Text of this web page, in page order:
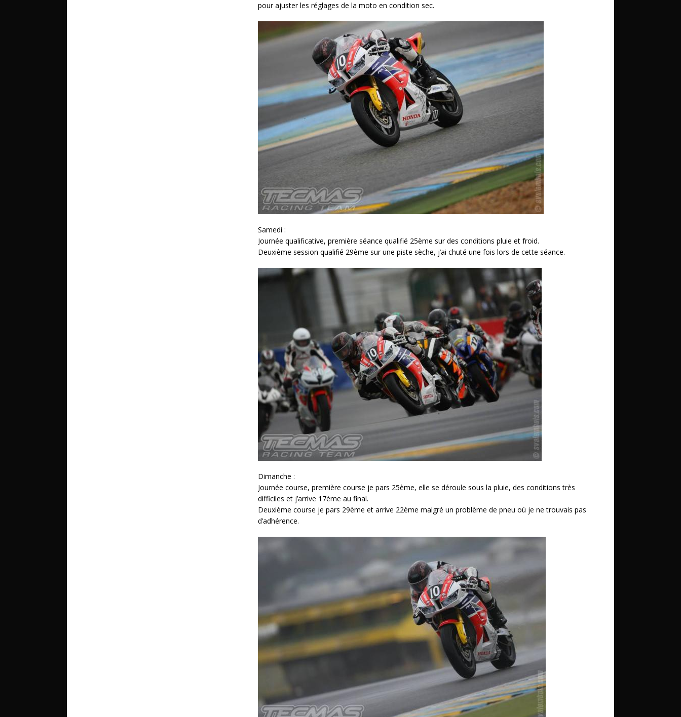
pour ajuster les réglages de la moto en condition sec.
Samedi :
Journée qualificative, première séance qualifié 25ème sur des conditions pluie et froid.
Deuxième session qualifié 29ème sur une piste sèche, j’ai chuté une fois lors de cette séance.
Dimanche :
Journée course, première course je pars 25ème, elle se déroule sous la pluie, des conditions très
difficiles et j’arrive 17ème au final.
Deuxième course je pars 29ème et arrive 22ème malgré un problème de pneu où je ne trouvais pas
d’adhérence.